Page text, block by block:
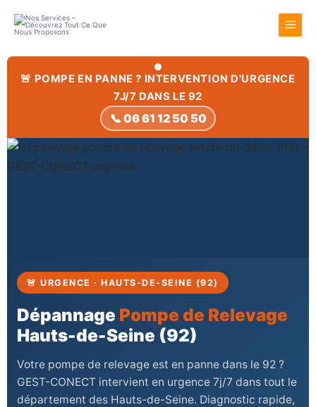
contenu
🚨 POMPE EN PANNE ? INTERVENTION D'URGENCE
7J/7 DANS LE 92
📞 06 61 12 50 50
🚨 URGENCE · HAUTS-DE-SEINE (92)
Dépannage Pompe de Relevage
Hauts-de-Seine (92)
Votre pompe de relevage est en panne dans le 92 ?
GEST-CONECT intervient en urgence 7j/7 dans tout le
département des Hauts-de-Seine. Diagnostic rapide,